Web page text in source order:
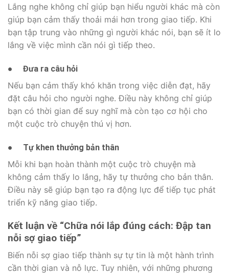
Lắng nghe không chỉ giúp bạn hiểu người khác mà còn
giúp bạn cảm thấy thoải mái hơn trong giao tiếp. Khi
bạn tập trung vào những gì người khác nói, bạn sẽ ít lo
lắng về việc mình cần nói gì tiếp theo.
● Đưa ra câu hỏi
Nếu bạn cảm thấy khó khăn trong việc diễn đạt, hãy
đặt câu hỏi cho người nghe. Điều này không chỉ giúp
bạn có thời gian để suy nghĩ mà còn tạo cơ hội cho
một cuộc trò chuyện thú vị hơn.
● Tự khen thưởng bản thân
Mỗi khi bạn hoàn thành một cuộc trò chuyện mà
không cảm thấy lo lắng, hãy tự thưởng cho bản thân.
Điều này sẽ giúp bạn tạo ra động lực để tiếp tục phát
triển kỹ năng giao tiếp.
Kết luận về “Chữa nói lắp đúng cách: Đập tan
nỗi sợ giao tiếp”
Biến nỗi sợ giao tiếp thành sự tự tin là một hành trình
cần thời gian và nỗ lực. Tuy nhiên, với những phương